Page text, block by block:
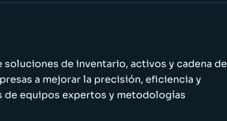
de inventario, activos y cadena de
a mejorar la precisión, eficiencia y
equipos expertos y metodologías